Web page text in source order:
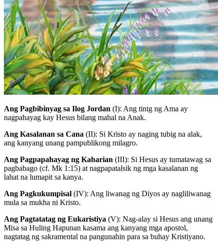
Ang Pagbibinyag sa Ilog Jordan (I): Ang tinig ng Ama ay
nagpahayag kay Hesus bilang mahal na Anak.
Ang Kasalanan sa Cana (II): Si Kristo ay naging tubig na alak,
ang kanyang unang pampublikong milagro.
Ang Pagpapahayag ng Kaharian (III): Si Hesus ay tumatawag sa
pagbabago (cf. Mk 1:15) at nagpapatalsik ng mga kasalanan ng
lahat na lumapit sa kanya.
Ang Pagkukumpisal (IV): Ang liwanag ng Diyos ay nagliliwanag
mula sa mukha ni Kristo.
Ang Pagtatatag ng Eukaristiya (V): Nag-alay si Hesus ang unang
Misa sa Huling Hapunan kasama ang kanyang mga apostol,
nagtatag ng sakramental na pangunahin para sa buhay Kristiyano.